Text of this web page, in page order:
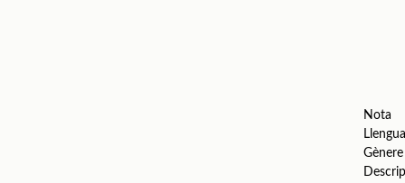
Nota
Gènere